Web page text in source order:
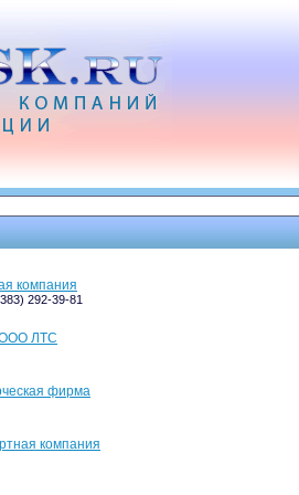
компания
292-39-81
ООО ЛТС
фирма
компания